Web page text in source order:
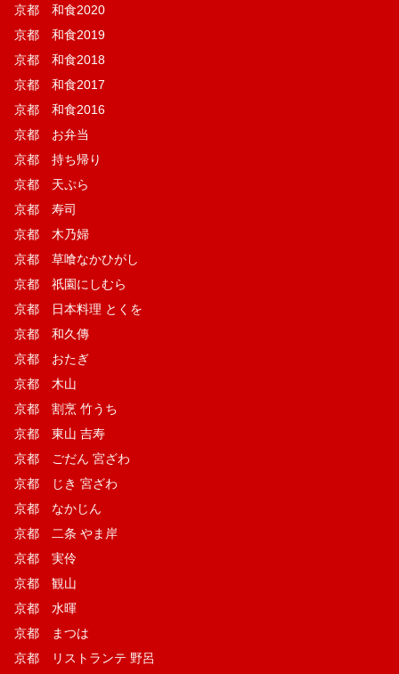
京都 和食2020
京都 和食2019
京都 和食2018
京都 和食2017
京都 和食2016
京都 お弁当
京都 持ち帰り
京都 天ぷら
京都 寿司
京都 木乃婦
京都 草喰なかひがし
京都 祇園にしむら
京都 日本料理 とくを
京都 和久傳
京都 おたぎ
京都 木山
京都 割烹 竹うち
京都 東山 吉寿
京都 ごだん 宮ざわ
京都 じき 宮ざわ
京都 なかじん
京都 二条 やま岸
京都 実伶
京都 観山
京都 水暉
京都 まつは
京都 リストランテ 野呂